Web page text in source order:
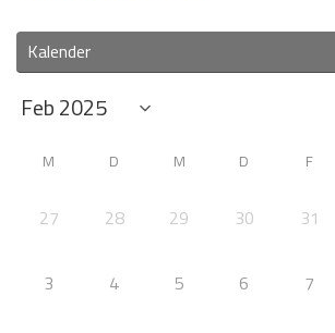
Kalender
M D M D F
27 28 29 30 31
3 4 5 6 7